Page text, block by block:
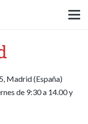
Madrid (España)
de 9:30 a 14.00 y